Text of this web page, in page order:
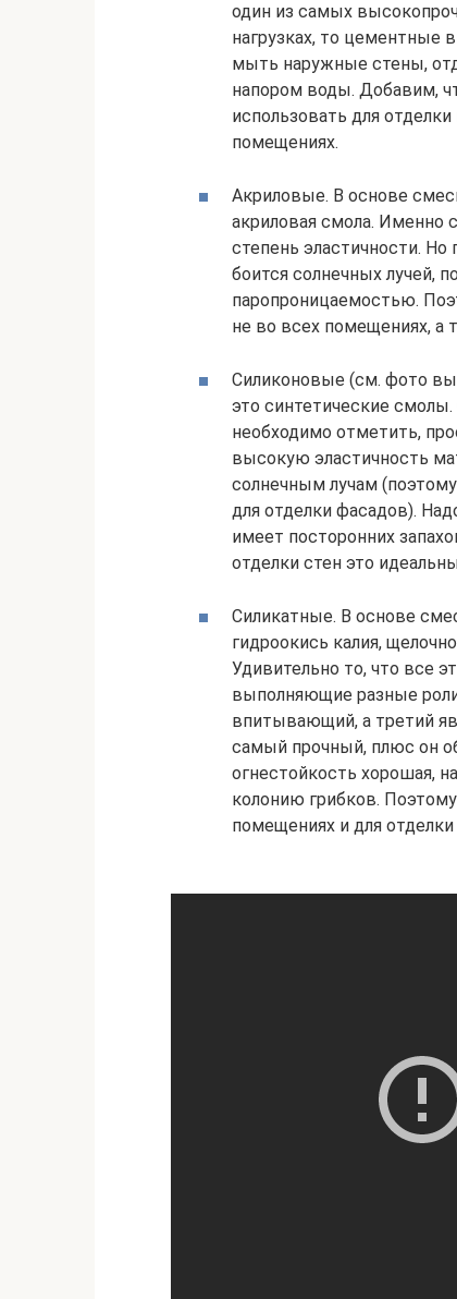
один из самых
нагрузках, то цементные
мыть наружные стены,
напором воды. Добавим,
использовать для
помещениях.
Акриловые. В основе
акриловая смола. Именно
степень эластичности. Но
боится солнечных лучей,
паропроницаемостью.
не во всех помещениях, а
Силиконовые (см. фото
это синтетические
необходимо отметить,
высокую эластичность
солнечным лучам
для отделки фасадов).
имеет посторонних
отделки стен это
Силикатные. В основе
гидроокись калия,
Удивительно то, что все
выполняющие разные
впитывающий, а третий
самый прочный, плюс он
огнестойкость хорошая,
колонию грибков.
помещениях и для